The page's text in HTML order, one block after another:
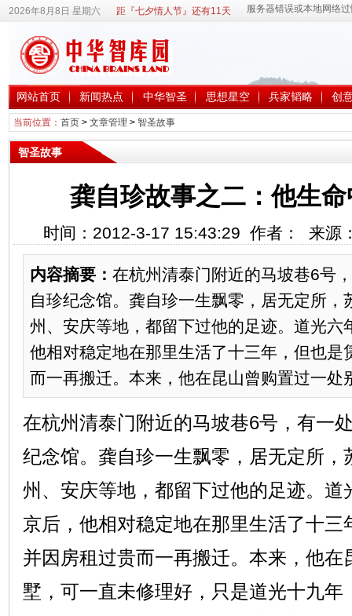
2026年8月8日 星期六 距『七夕情人节』还有11天
网站首页 新闻热点 中华智圣 思想星空 兵家韬略 创
当前位置： 首页> 文章管理 > 智圣故事
智圣故事
龚自珍故事之二：他生
时间：2012-3-17 15:43:29 作者： 来源
内容摘要： 在杭州清泰门附近的马坡巷6号
自珍纪念馆。龚自珍一生飘零，居无定所，
州、安庆等地，都留下过他的足迹。道光六
他相对稳定地在那里生活了十三年，但也是
而一再搬迁。本来，他在昆山曾购置过一处
在杭州清泰门附近的马坡巷6号，有一
纪念馆。龚自珍一生飘零，居无定所，
州、安庆等地，都留下过他的足迹。道
京后，他相对稳定地在那里生活了十三
并因房租过贵而一再搬迁。本来，他在
墅，可一直未修理好，只是道光十九年